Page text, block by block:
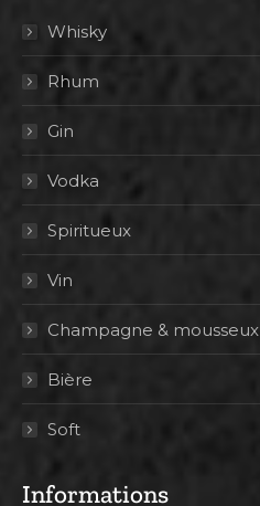
Whisky
Rhum
Gin
Vodka
Spiritueux
Vin
Champagne & mousseux
Bière
Soft
Informations